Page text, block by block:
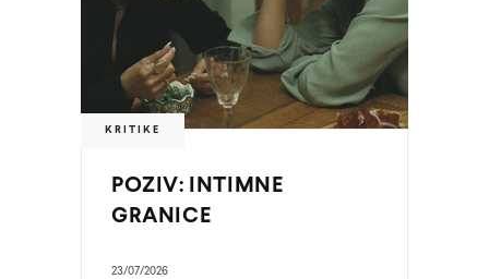
KRITIKE
POZIV: INTIMNE
GRANICE
23/07/2026